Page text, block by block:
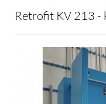
Retrofit KV 213 -